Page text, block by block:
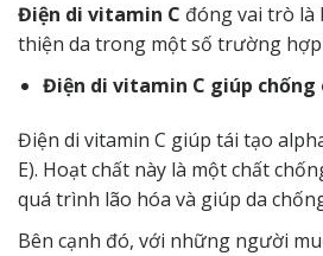
Điện di vitamin C đóng vai trò là
thiện da trong một số trường hợp
Điện di vitamin C giúp chống
Điện di vitamin C giúp tái tạo
E). Hoạt chất này là một chất
quá trình lão hóa và giúp da
Bên cạnh đó, với những người